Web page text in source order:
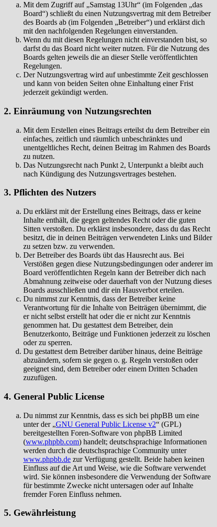
Mit dem Zugriff auf „Samstag 13Uhr“ (im Folgenden „das
Board“) schließt du einen Nutzungsvertrag mit dem Betreiber
des Boards ab (im Folgenden „Betreiber“) und erklärst dich
mit den nachfolgenden Regelungen einverstanden.
Wenn du mit diesen Regelungen nicht einverstanden bist, so
darfst du das Board nicht weiter nutzen. Für die Nutzung des
Boards gelten jeweils die an dieser Stelle veröffentlichten
Regelungen.
Der Nutzungsvertrag wird auf unbestimmte Zeit geschlossen
und kann von beiden Seiten ohne Einhaltung einer Frist
jederzeit gekündigt werden.
2. Einräumung von Nutzungsrechten
Mit dem Erstellen eines Beitrags erteilst du dem Betreiber ein
einfaches, zeitlich und räumlich unbeschränktes und
unentgeltliches Recht, deinen Beitrag im Rahmen des Boards
zu nutzen.
Das Nutzungsrecht nach Punkt 2, Unterpunkt a bleibt auch
nach Kündigung des Nutzungsvertrages bestehen.
3. Pflichten des Nutzers
Du erklärst mit der Erstellung eines Beitrags, dass er keine
Inhalte enthält, die gegen geltendes Recht oder die guten
Sitten verstoßen. Du erklärst insbesondere, dass du das Recht
besitzt, die in deinen Beiträgen verwendeten Links und Bilder
zu setzen bzw. zu verwenden.
Der Betreiber des Boards übt das Hausrecht aus. Bei
Verstößen gegen diese Nutzungsbedingungen oder anderer im
Board veröffentlichten Regeln kann der Betreiber dich nach
Abmahnung zeitweise oder dauerhaft von der Nutzung dieses
Boards ausschließen und dir ein Hausverbot erteilen.
Du nimmst zur Kenntnis, dass der Betreiber keine
Verantwortung für die Inhalte von Beiträgen übernimmt, die
er nicht selbst erstellt hat oder die er nicht zur Kenntnis
genommen hat. Du gestattest dem Betreiber, dein
Benutzerkonto, Beiträge und Funktionen jederzeit zu löschen
oder zu sperren.
Du gestattest dem Betreiber darüber hinaus, deine Beiträge
abzuändern, sofern sie gegen o. g. Regeln verstoßen oder
geeignet sind, dem Betreiber oder einem Dritten Schaden
zuzufügen.
4. General Public License
Du nimmst zur Kenntnis, dass es sich bei phpBB um eine
unter der „GNU General Public License v2“ (GPL)
bereitgestellten Foren-Software von phpBB Limited
(www.phpbb.com) handelt; deutschsprachige Informationen
werden durch die deutschsprachige Community unter
www.phpbb.de zur Verfügung gestellt. Beide haben keinen
Einfluss auf die Art und Weise, wie die Software verwendet
wird. Sie können insbesondere die Verwendung der Software
für bestimmte Zwecke nicht untersagen oder auf Inhalte
fremder Foren Einfluss nehmen.
5. Gewährleistung